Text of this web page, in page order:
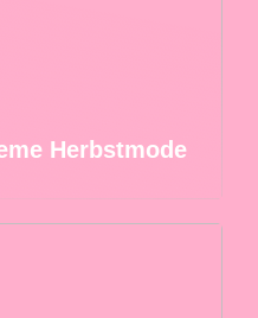
Herbstmode